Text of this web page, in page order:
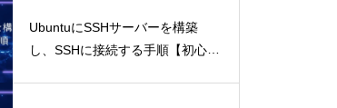
UbuntuにSSHサーバーを構築
し、SSHに接続する手順【初心者